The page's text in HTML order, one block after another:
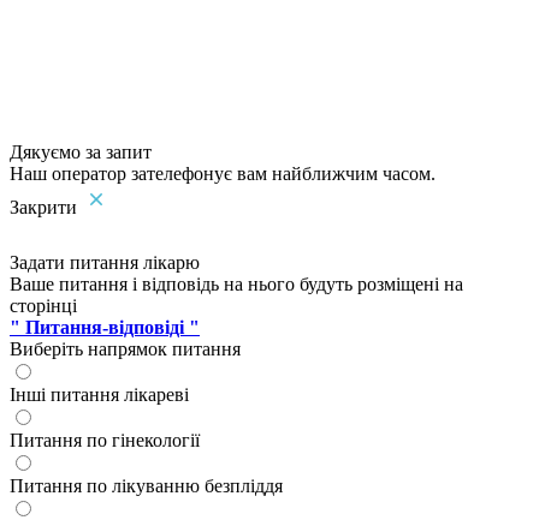
Дякуємо за запит
Наш оператор зателефонує вам найближчим часом.
Закрити
Задати питання лікарю
Ваше питання і відповідь на нього будуть розміщені на
сторінці
" Питання-відповіді "
Виберіть напрямок питання
Інші питання лікареві
Питання по гінекології
Питання по лікуванню безпліддя